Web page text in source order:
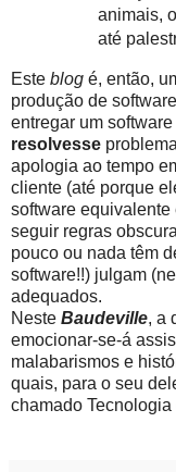
animais,
até
Este blog é, então,
produção de
entregar um
resolvesse
apologia ao tempo
cliente (até porque
software equivalente
seguir regras
pouco ou nada têm
software!!) julgam
adequados.
Neste Baudeville, a
emocionar-se-á
malabarismos e
quais, para o seu
chamado